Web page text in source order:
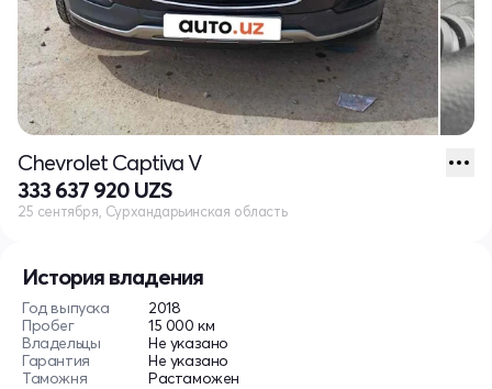
История владения
Год выпуска
2018
Пробег
15 000 км
Владельцы
Не указано
Гарантия
Не указано
Таможня
Растаможен
Chevrolet Captiva V
333 637 920 UZS
25 сентября, Сурхандарьинская область